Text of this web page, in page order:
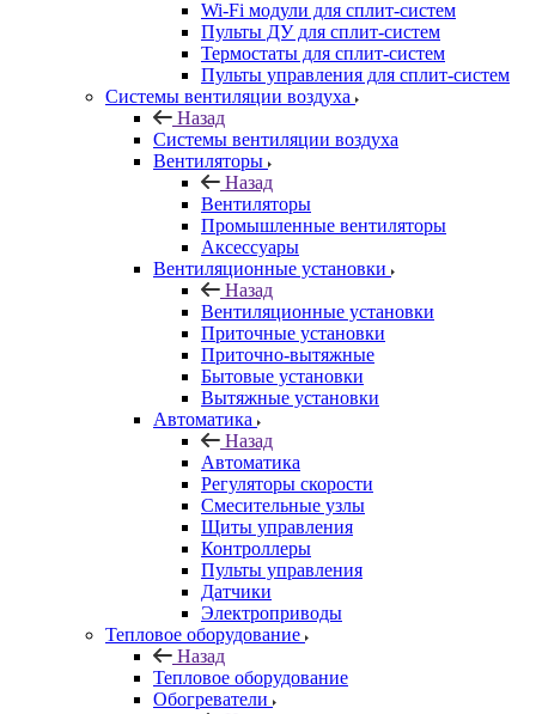
Wi-Fi модули для сплит-систем
Пульты ДУ для сплит-систем
Термостаты для сплит-систем
Пульты управления для сплит-систем
Системы вентиляции воздуха
Назад
Системы вентиляции воздуха
Вентиляторы
Назад
Вентиляторы
Промышленные вентиляторы
Аксессуары
Вентиляционные установки
Назад
Вентиляционные установки
Приточные установки
Приточно-вытяжные
Бытовые установки
Вытяжные установки
Автоматика
Назад
Автоматика
Регуляторы скорости
Смесительные узлы
Щиты управления
Контроллеры
Пульты управления
Датчики
Электроприводы
Тепловое оборудование
Назад
Тепловое оборудование
Обогреватели